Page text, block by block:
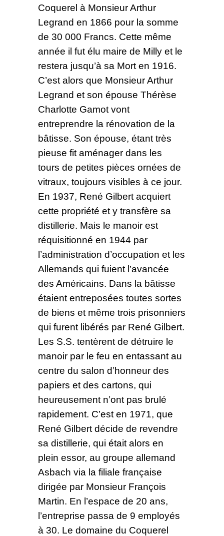
Coquerel à Monsieur Arthur
Legrand en 1866 pour la somme
de 30 000 Francs. Cette même
année il fut élu maire de Milly et le
restera jusqu’à sa Mort en 1916.
C’est alors que Monsieur Arthur
Legrand et son épouse Thérèse
Charlotte Gamot vont
entreprendre la rénovation de la
bâtisse. Son épouse, étant très
pieuse fit aménager dans les
tours de petites pièces ornées de
vitraux, toujours visibles à ce jour.
En 1937, René Gilbert acquiert
cette propriété et y transfère sa
distillerie. Mais le manoir est
réquisitionné en 1944 par
l’administration d’occupation et les
Allemands qui fuient l’avancée
des Américains. Dans la bâtisse
étaient entreposées toutes sortes
de biens et même trois prisonniers
qui furent libérés par René Gilbert.
Les S.S. tentèrent de détruire le
manoir par le feu en entassant au
centre du salon d’honneur des
papiers et des cartons, qui
heureusement n’ont pas brulé
rapidement. C’est en 1971, que
René Gilbert décide de revendre
sa distillerie, qui était alors en
plein essor, au groupe allemand
Asbach via la filiale française
dirigée par Monsieur François
Martin. En l’espace de 20 ans,
l’entreprise passa de 9 employés
à 30. Le domaine du Coquerel